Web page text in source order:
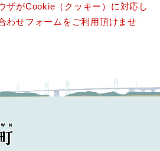
ザがCookie（クッキー）に対応し
わせフォームをご利用頂けませ